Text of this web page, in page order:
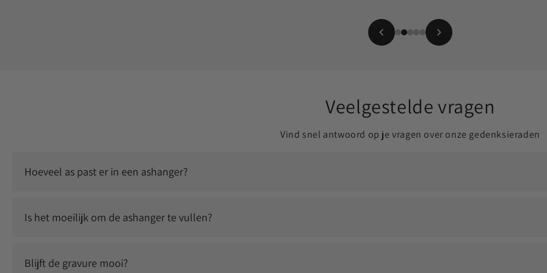
Veelgestelde vragen
Vind snel antwoord op je vragen over onze gedenksieraden
Hoeveel as past er in een ashanger?
Is het moeilijk om de ashanger te vullen?
Blijft de gravure mooi?